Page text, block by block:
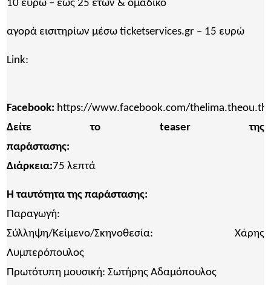
10 ευρώ – έως 25 ετών & ομαδικό
αγορά εισιτηρίων μέσω ticketservices.gr – 15 ευρώ
Link:
Facebook: https://www.facebook.com/
Δείτε το teaser της
παράστασης:
Διάρκεια:75 λεπτά
Η ταυτότητα της παράστασης:
Παραγωγή:
Σύλληψη/Κείμενο/Σκηνοθεσία: Χάρης
Λυμπερόπουλος
Πρωτότυπη μουσική: Σωτήρης Αδαμόπουλος